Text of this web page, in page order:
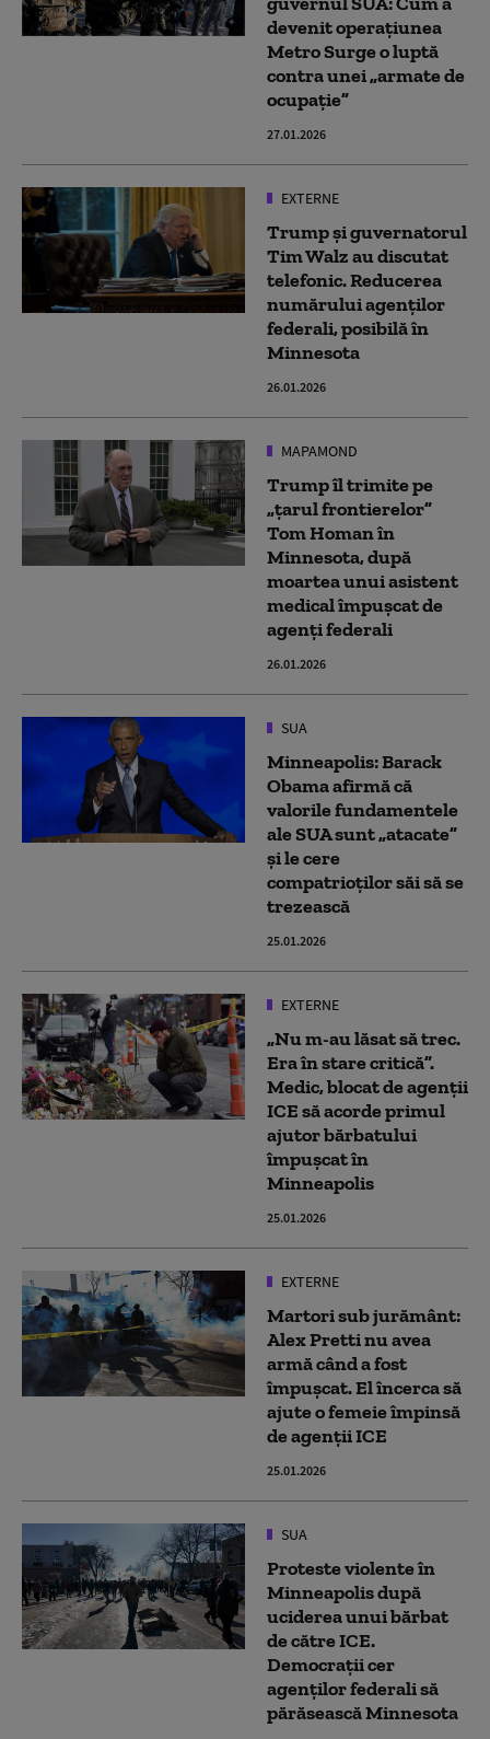
devenit operațiunea
Metro Surge o luptă
contra unei „armate de
ocupație”
27.01.2026
EXTERNE
Trump și guvernatorul
Tim Walz au discutat
telefonic. Reducerea
numărului agenților
federali, posibilă în
Minnesota
26.01.2026
MAPAMOND
Trump îl trimite pe
„țarul frontierelor”
Tom Homan în
Minnesota, după
moartea unui asistent
medical împușcat de
agenți federali
26.01.2026
SUA
Minneapolis: Barack
Obama afirmă că
valorile fundamentele
ale SUA sunt „atacate”
şi le cere
compatrioţilor săi să se
trezească
25.01.2026
EXTERNE
„Nu m-au lăsat să trec.
Era în stare critică”.
Medic, blocat de agenții
ICE să acorde primul
ajutor bărbatului
împușcat în
Minneapolis
25.01.2026
EXTERNE
Martori sub jurământ:
Alex Pretti nu avea
armă când a fost
împușcat. El încerca să
ajute o femeie împinsă
de agenții ICE
25.01.2026
SUA
Proteste violente în
Minneapolis după
uciderea unui bărbat
de către ICE.
Democrații cer
agenților federali să
părăsească Minnesota